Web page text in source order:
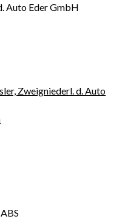
Auto Eder GmbH
Zweigniederl. d. Auto
ABS